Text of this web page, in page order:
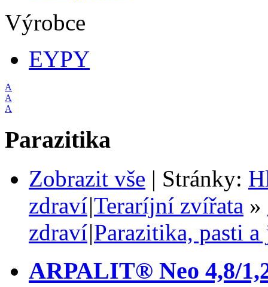
Výrobce
EYPY
A
A
A
Parazitika
Zobrazit vše | Stránky:
zdraví|Teraríjní zvířata »
zdraví|Parazitika, pasti a
ARPALIT® Neo 4,8/